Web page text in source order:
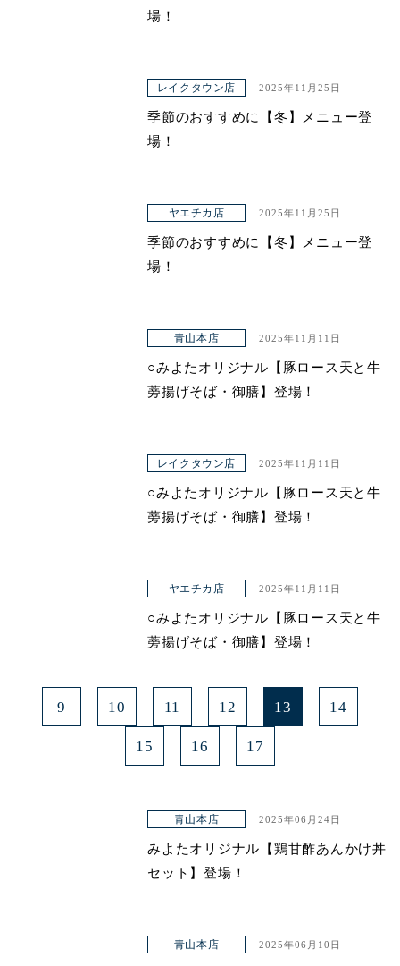
場！
レイクタウン店 2025年11月25日
季節のおすすめに【冬】メニュー登
場！
ヤエチカ店 2025年11月25日
季節のおすすめに【冬】メニュー登
場！
青山本店 2025年11月11日
○みよたオリジナル【豚ロース天と牛
蒡揚げそば・御膳】登場！
レイクタウン店 2025年11月11日
○みよたオリジナル【豚ロース天と牛
蒡揚げそば・御膳】登場！
ヤエチカ店 2025年11月11日
○みよたオリジナル【豚ロース天と牛
蒡揚げそば・御膳】登場！
9 10 11 12 13 14
15 16 17
青山本店 2025年06月24日
みよたオリジナル【鶏甘酢あんかけ丼
セット】登場！
青山本店 2025年06月10日